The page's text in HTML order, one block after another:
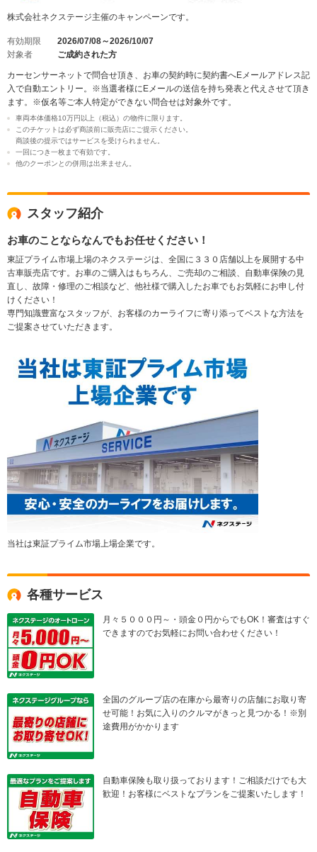
株式会社ネクステージ主催のキャンペーンです。
有効期限
2026/07/08～2026/10/07
対象者
ご成約された方
カーセンサーネットで問合せ頂き、お車の契約時に契約書へEメールアドレス記
入で自動エントリー。※当選者様にEメールの送信を持ち発表と代えさせて頂き
ます。※仮名等ご本人特定ができない問合せは対象外です。
車両本体価格10万円以上（税込）の物件に限ります。
このチケットは必ず商談前に販売店にご提示ください。
商談後の提示ではサービスを受けられません。
一回につき一枚まで有効です。
他のクーポンとの併用は出来ません。
スタッフ紹介
お車のことならなんでもお任せください！
東証プライム市場上場のネクステージは、全国に３３０店舗以上を展開する中
古車販売店です。お車のご購入はもちろん、ご売却のご相談、自動車保険の見
直し、故障・修理のご相談など、他社様で購入したお車でもお気軽にお申し付
けください！
専門知識豊富なスタッフが、お客様のカーライフに寄り添ってベストな方法を
ご提案させていただきます。
当社は東証プライム市場上場企業です。
各種サービス
月々５０００円～・頭金０円からでもOK！審査はすぐ
できますのでお気軽にお問い合わせください！
全国のグループ店の在庫から最寄りの店舗にお取り寄
せ可能！お気に入りのクルマがきっと見つかる！※別
途費用がかかります
自動車保険も取り扱っております！ご相談だけでも大
歓迎！お客様にベストなプランをご提案いたします！